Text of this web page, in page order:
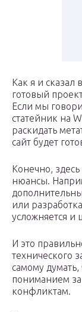
Как я и сказал
готовый
Если мы
статейник на
раскидать
сайт будет
Конечно,
нюансы.
или
усложняется и
И это
технического
самому думать,
пониманием
конфликтам.